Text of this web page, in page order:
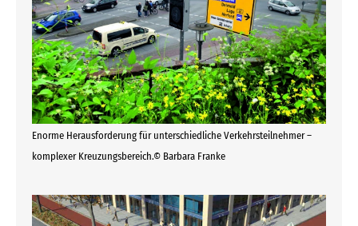
Enorme Herausforderung für unterschiedliche Verkehrsteilnehmer –
komplexer Kreuzungsbereich.© Barbara Franke